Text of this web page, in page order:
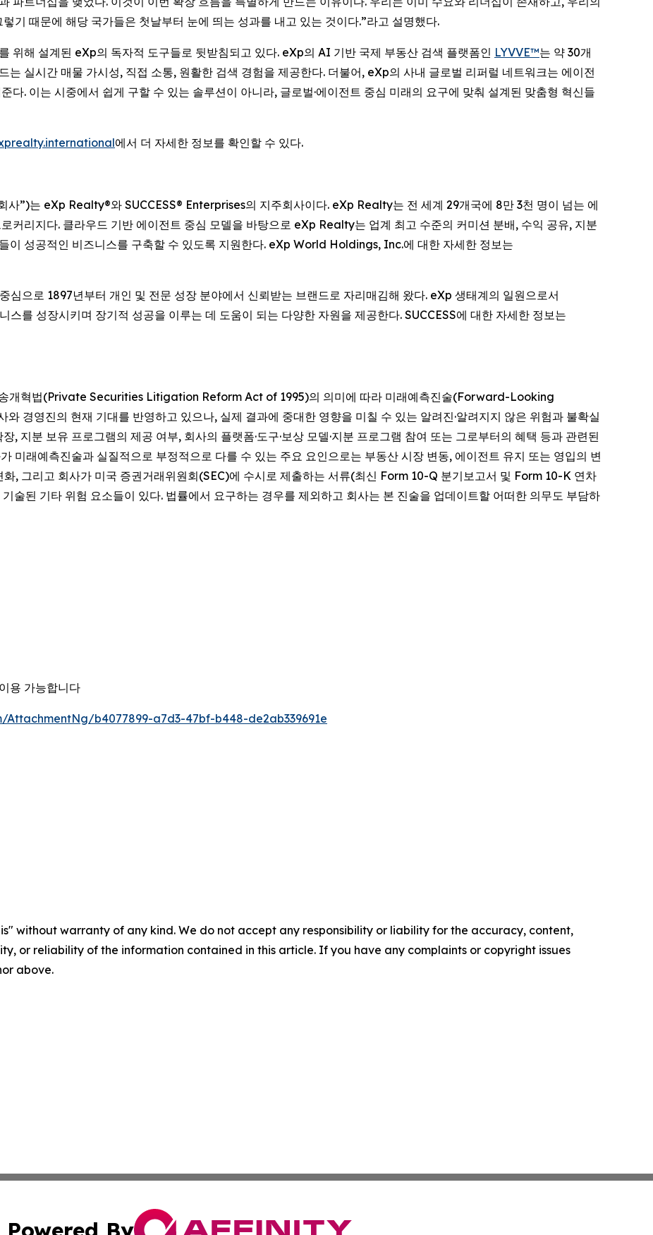
기 때문에 해당 국가들은 첫날부터 눈에 띄는 성과를 내고 있는 것이다.”라고 설명했다.
위해 설계된 eXp의 독자적 도구들로 뒷받침되고 있다. eXp의 AI 기반 국제 부동산 검색 플랫폼인 LYVVE™는 약 30개
는 실시간 매물 가시성, 직접 소통, 원활한 검색 경험을 제공한다. 더불어, eXp의 사내 글로벌 리퍼럴 네트워크는 에이전
다. 이는 시중에서 쉽게 구할 수 있는 솔루션이 아니라, 글로벌·에이전트 중심 미래의 요구에 맞춰 설계된 맞춤형 혁신들
에서 더 자세한 정보를 확인할 수 있다.
”)는 eXp Realty®와 SUCCESS® Enterprises의 지주회사이다. eXp Realty는 전 세계 29개국에 8만 3천 명이 넘는 에
커리지다. 클라우드 기반 에이전트 중심 모델을 바탕으로 eXp Realty는 업계 최고 수준의 커미션 분배, 수익 공유, 지분
이 성공적인 비즈니스를 구축할 수 있도록 지원한다. eXp World Holdings, Inc.에 대한 자세한 정보는
심으로 1897년부터 개인 및 전문 성장 분야에서 신뢰받는 브랜드로 자리매김해 왔다. eXp 생태계의 일원으로서
스를 성장시키며 장기적 성공을 이루는 데 도움이 되는 다양한 자원을 제공한다. SUCCESS에 대한 자세한 정보는
송개혁법(Private Securities Litigation Reform Act of 1995)의 의미에 따라 미래예측진술(Forward-Looking
경영진의 현재 기대를 반영하고 있으나, 실제 결과에 중대한 영향을 미칠 수 있는 알려진·알려지지 않은 위험과 불확실
, 지분 보유 프로그램의 제공 여부, 회사의 플랫폼·도구·보상 모델·지분 프로그램 참여 또는 그로부터의 혜택 등과 관련된
미래예측진술과 실질적으로 부정적으로 다를 수 있는 주요 요인으로는 부동산 시장 변동, 에이전트 유지 또는 영입의 변
, 그리고 회사가 미국 증권거래위원회(SEC)에 수시로 제출하는 서류(최신 Form 10-Q 분기보고서 및 Form 10-K 연차
술된 기타 위험 요소들이 있다. 법률에서 요구하는 경우를 제외하고 회사는 본 진술을 업데이트할 어떠한 의무도 부담하
용 가능합니다
b4077899-a7d3-47bf-b448-de2ab339691e
without warranty of any kind. We do not accept any responsibility or liability for the accuracy, content,
or reliability of the information contained in this article. If you have any complaints or copyright issues
above.